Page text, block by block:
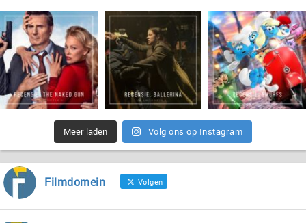
Meer laden Volg ons op Instagram
Filmdomein Volgen